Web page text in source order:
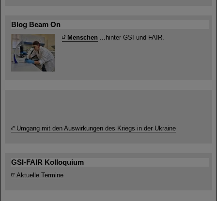
Blog Beam On
Menschen ...hinter GSI und FAIR.
Umgang mit den Auswirkungen des Kriegs in der Ukraine
GSI-FAIR Kolloquium
Aktuelle Termine